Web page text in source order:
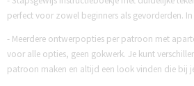
perfect voor zowel beginners als gevorderden.
- Meerdere ontwerpopties per patroon met
voor alle opties, geen gokwerk. Je kunt
patroon maken en altijd een look vinden die bij